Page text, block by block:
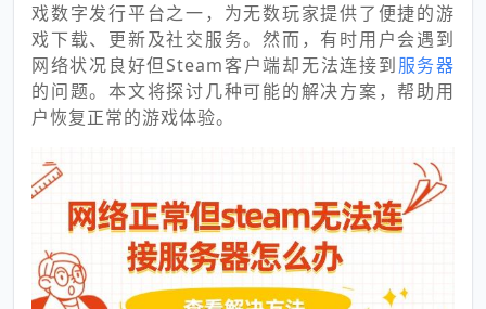
戏数字发行平台之一，为无数玩家提供了便捷的游
戏下载、更新及社交服务。然而，有时用户会遇到
网络状况良好但Steam客户端却无法连接到服务器
的问题。本文将探讨几种可能的解决方案，帮助用
户恢复正常的游戏体验。